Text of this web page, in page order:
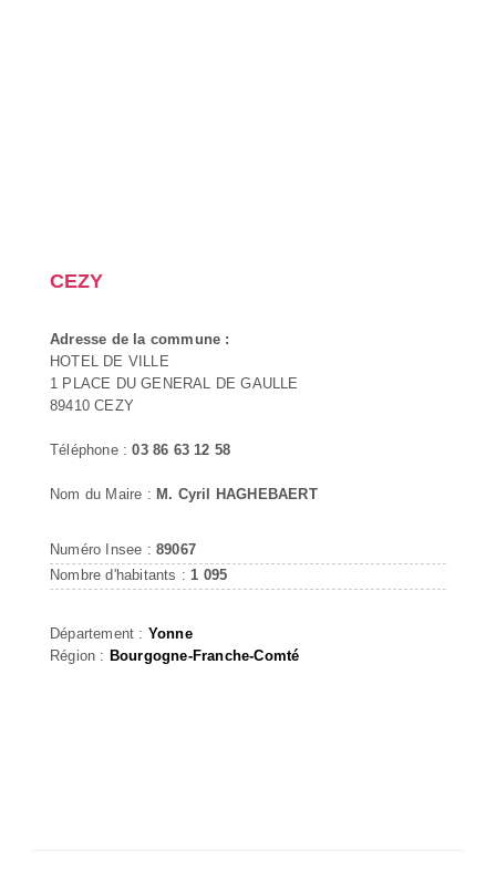
CEZY
Adresse de la commune :
HOTEL DE VILLE
1 PLACE DU GENERAL DE GAULLE
89410 CEZY
Téléphone :03 86 63 12 58
Nom du Maire : M. Cyril HAGHEBAERT
Numéro Insee : 89067
Nombre d'habitants : 1 095
Département : Yonne
Région : Bourgogne-Franche-Comté